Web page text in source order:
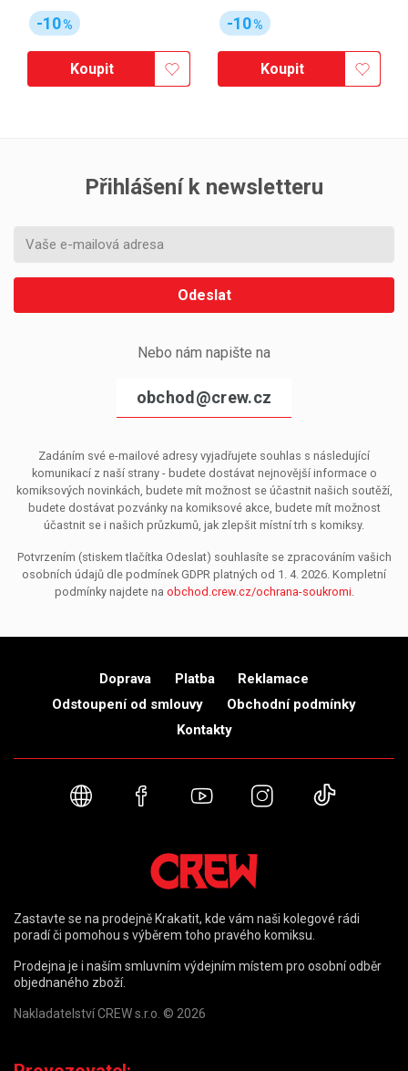
-10%
Koupit
-10%
Koupit
Přihlášení k newsletteru
Odeslat
Nebo nám napište na
obchod@crew.cz
Zadáním své e-mailové adresy vyjadřujete souhlas s následující
komunikací z naší strany - budete dostávat nejnovější informace o
komiksových novinkách, budete mít možnost se účastnit našich soutěží,
budete dostávat pozvánky na komiksové akce, budete mít možnost
účastnit se i našich průzkumů, jak zlepšit místní trh s komiksy.
Potvrzením (stiskem tlačítka Odeslat) souhlasíte se zpracováním vašich
osobních údajů dle podmínek GDPR platných od 1. 4. 2026. Kompletní
podmínky najdete na obchod.crew.cz/ochrana-soukromi.
Doprava Platba
Reklamace
Odstoupení od smlouvy
Obchodní podmínky
Kontakty
Webové stránky
FacebookYouTubeInstagram
Zastavte se na prodejně Krakatit, kde vám naši kolegové rádi
poradí či pomohou s výběrem toho pravého komiksu.
Prodejna je i naším smluvním výdejním místem pro osobní odběr
objednaného zboží.
Nakladatelství CREW s.r.o. © 2026